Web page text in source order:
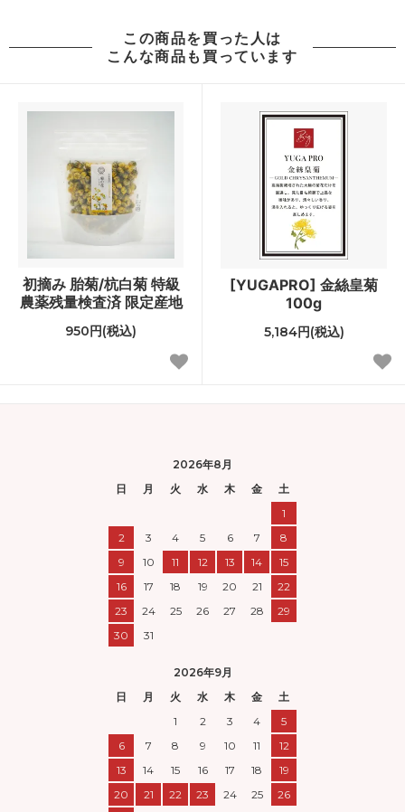
この商品を買った人は
こんな商品も買っています
初摘み 胎菊/杭白菊 特級
農薬残量検査済 限定産地
950円(税込)
[YUGAPRO] 金絲皇菊
100g
5,184円(税込)
2026年8月
日
月 火 水 木 金
土
1
2
3 4 5 6 7
8
9
10 11 12 13 14
15
16
17 18 19 20 21
22
23
24 25 26 27 28
29
30
31
2026年9月
日
月 火 水 木 金
土
1
2 3 4
5
6
7 8 9 10 11
12
13
14 15 16 17 18
19
20
21 22 23 24 25
26